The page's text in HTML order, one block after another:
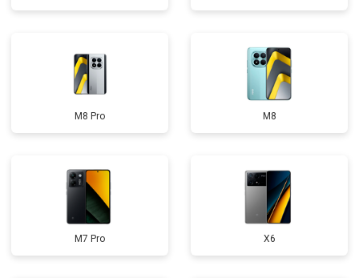
M8 Pro M8
M7 Pro X6